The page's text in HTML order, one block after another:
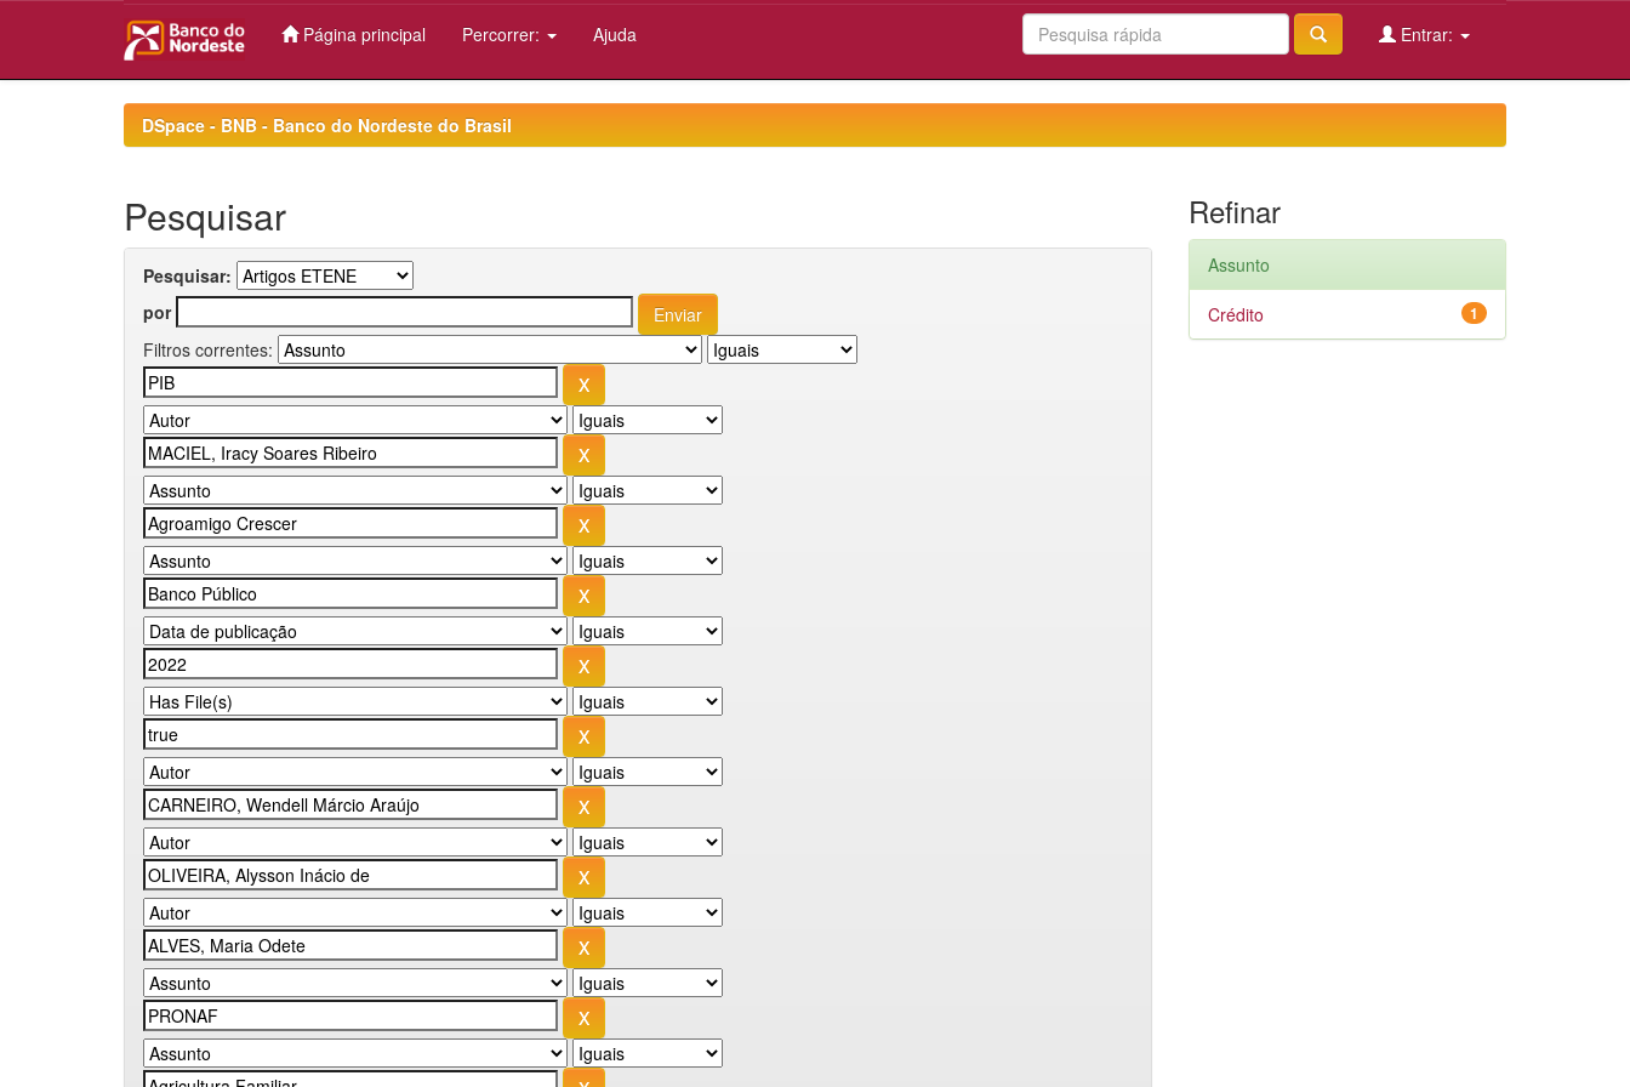
Página principal Percorrer: Ajuda Entrar:
DSpace - BNB - Banco do Nordeste do Brasil
Pesquisar
Pesquisar:
por
Filtros correntes:
Refinar
Assunto
1
Crédito